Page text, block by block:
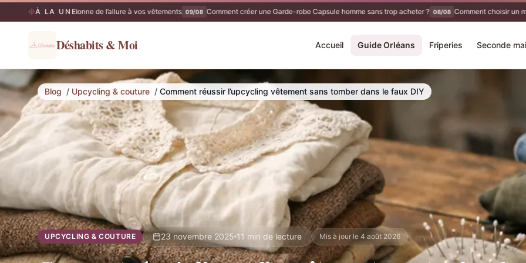
À LA UNE
à Hyères redonne de l’allure à vos vêtements 09/08 Comment créer une Garde-robe Capsule homme sans trop acheter ? 08/08 Comment choisir un
Déshabits & Moi Accueil Guide Orléans Friperies Seconde
Blog / Upcycling & couture / Comment réussir l’upcycling vêtement sans tomber dans le faux DIY
UPCYCLING & COUTURE 23 novembre 2025 11 min de lecture Mis à jour le 4 août 2026